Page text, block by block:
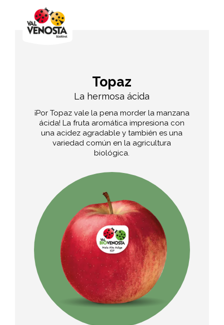
Topaz
La hermosa ácida
¡Por Topaz vale la pena morder la manzana
ácida! La fruta aromática impresiona con
una acidez agradable y también es una
variedad común en la agricultura
biológica.
Sabor
acidificada con acidez afilada